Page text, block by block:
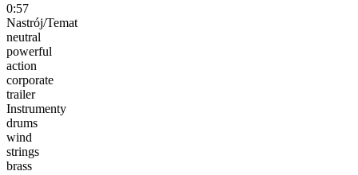
0:57
Nastrój/Temat
neutral
powerful
action
corporate
trailer
Instrumenty
drums
wind
strings
brass